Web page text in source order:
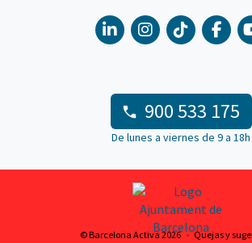
900 533 175
De lunes a viernes de 9 a 18h
© Barcelona Activa 2026 Quejas y